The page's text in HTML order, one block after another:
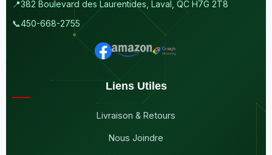
📍382 Boulevard des Laurentides, Laval, QC H7G 2T8
📞450-668-2755
Liens Utiles
Livraison & Retours
Nous Joindre